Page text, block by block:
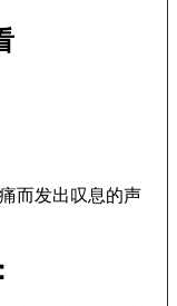
而发出叹息的声